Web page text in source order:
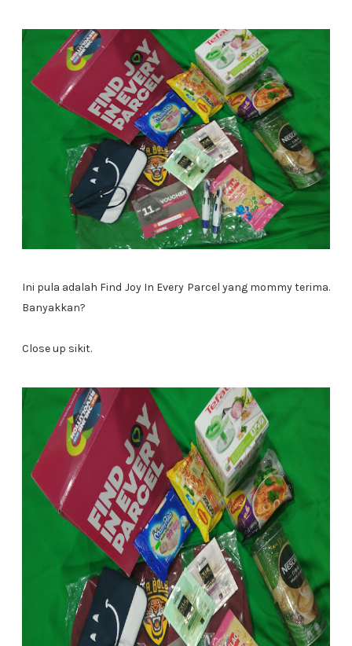
Ini pula adalah Find Joy In Every Parcel yang mommy terima.
Banyakkan?
Close up sikit.